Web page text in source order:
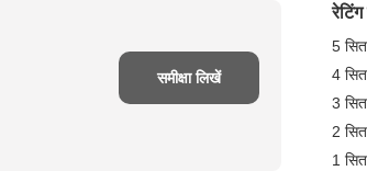
समीक्षा लिखें
5
4
3
2
1